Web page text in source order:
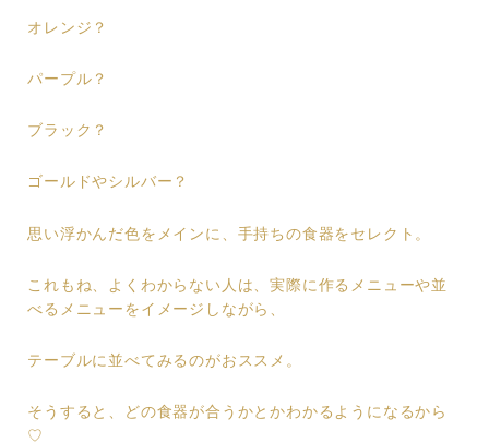
オレンジ？
パープル？
ブラック？
ゴールドやシルバー？
思い浮かんだ色をメインに、手持ちの食器をセレクト。
これもね、よくわからない人は、実際に作るメニューや並
べるメニューをイメージしながら、
テーブルに並べてみるのがおススメ。
そうすると、どの食器が合うかとかわかるようになるから
♡